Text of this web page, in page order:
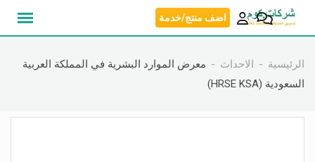
انتقل
اضف منتج/خدمة
الرئيسية الاحداث
معرض الموارد البشرية في المملكة العربية
السعودية (HRSE KSA)